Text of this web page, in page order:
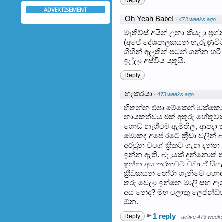
ADVERTISEMENT
Oh Yeah Babe! · 473 weeks ago
මැතිව්ස් අයින් උනා කියලා
(අපේ දේශපාලකයන්
ගිහින් අලුතින් පටන් ගන්න හරි
ඉල්ලා අස්විය යුතුයි.
Reply
හැකරයා · 473 weeks ago
හිතන්න එපා මේකෙන්
නායකත්වය එක් අතුරු
ගොඩ නැගීමේ ඇමතිල,
මොකද අපේ රටේ ක්‍රීඩා
අර්ජුන වගේ ක්‍රිකට් ගැන
ඉන්න ඇති. බලයක් දුන්නොත්
ඉන්න අය කරනවට වඩා ඒ
ක්‍රීඩකයන් තෝරා ගැනීමේ
තරු වෙලා ඉන්නෙ මාලි සහ
අය නේද? මහ ලොකු
ඕන.
Reply 1 reply · active 473